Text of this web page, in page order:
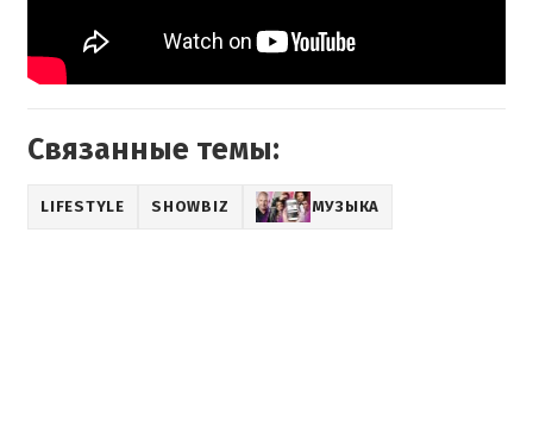
Связанные темы:
LIFESTYLE SHOWBIZ МУЗЫКА